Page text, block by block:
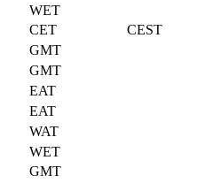
WET
CET CEST
GMT
GMT
EAT
EAT
WAT
WET
GMT